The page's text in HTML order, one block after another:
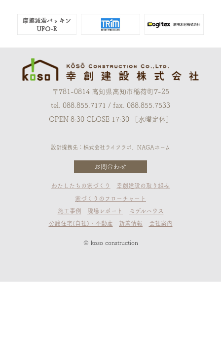
〒781-0814 高知県高知市稲荷町7-25
tel. 088.855.7171 / fax. 088.855.7533
OPEN 8:30 CLOSE 17:30 ［水曜定休］
設計提携先：株式会社ライフラボ、NAGAホーム
お問合わせ
わたしたちの家づくり 幸創建設の取り組み
家づくりのフローチャート
施工事例 現場レポート モデルハウス
分譲住宅(自社)・不動産 新着情報 会社案内
© koso construction